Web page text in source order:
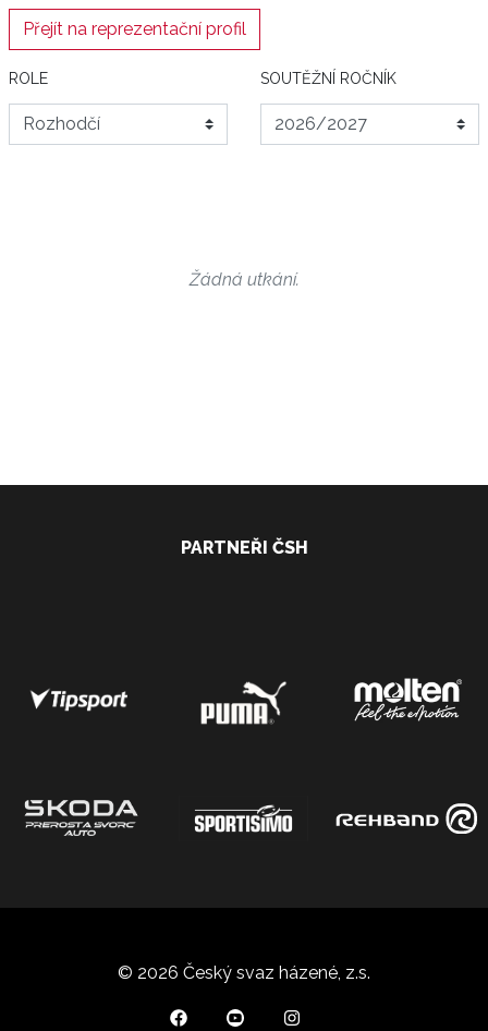
Přejít na reprezentační profil
ROLE SOUTĚŽNÍ ROČNÍK
Žádná utkání.
PARTNEŘI ČSH
© 2026 Český svaz házené, z.s.